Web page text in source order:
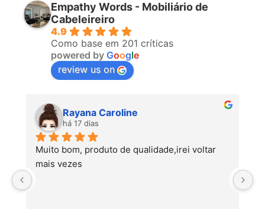
Empathy Words - Mobiliário de
Cabeleireiro
4.9
Como base em 201 críticas
powered by Google
review us on
Ana Cunha
há 22 dias